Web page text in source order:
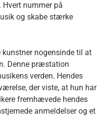
nummer på
og skabe stærke
nogensinde til at
Denne præstation
verden. Hendes
der viste, at hun har
fremhævede hendes
anmeldelser og et